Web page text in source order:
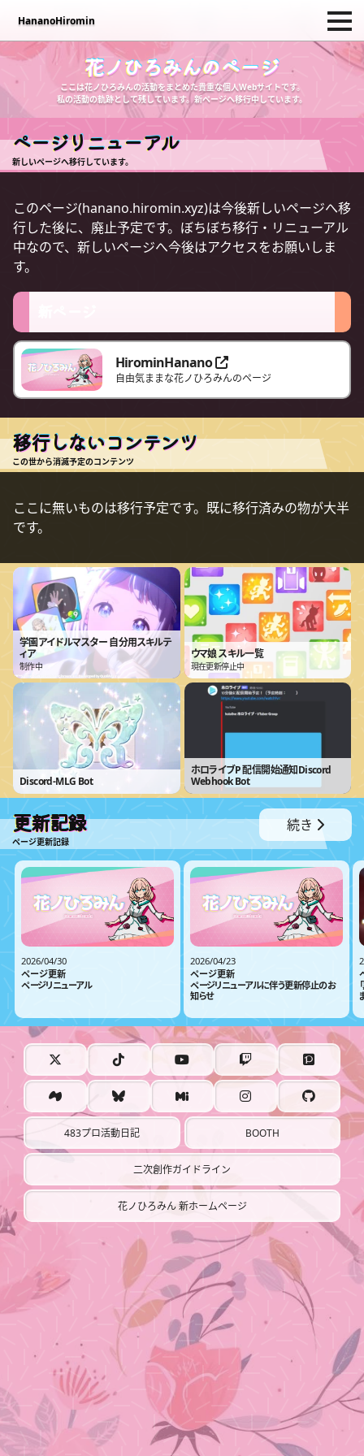
HananoHiromin
花ノひろみんのページ
ここは花ノひろみんの活動をまとめた貴重な個人Webサイトです。
私の活動の軌跡として残しています。新ページへ移行中しています。
ページリニューアル
新しいページへ移行しています。
このページ(hanano.hiromin.xyz)は今後新しいページへ移
行した後に、廃止予定です。ぼちぼち移行・リニューアル
中なので、新しいページへ今後はアクセスをお願いしま
す。
HirominHanano
自由気ままな花ノひろみんのページ
移行しないコンテンツ
この世から消滅予定のコンテンツ
ここに無いものは移行予定です。既に移行済みの物が大半
です。
学園アイドルマスター 自分用スキルテ
ィア
制作中
ウマ娘 スキル一覧
現在更新停止中
Discord-MLG Bot
ホロライブP 配信開始通知Discord
Webhook Bot
更新記録
ページ更新記録
続き
2026/04/30
ページ更新
ページリニューアル
2026/04/23
ページ更新
ページリニューアルに伴う更新停止のお
知らせ
483プロ活動日記 BOOTH
二次創作ガイドライン
花ノひろみん 新ホームページ